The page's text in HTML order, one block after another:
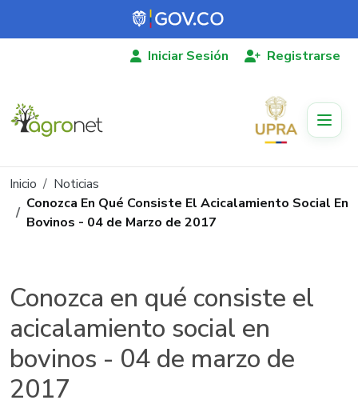
Pasar al contenido principal
Iniciar Sesión Registrarse
Ruta de navegación
Inicio
Noticias
Conozca En Qué Consiste El Acicalamiento Social En
Bovinos - 04 de Marzo de 2017
Conozca en qué consiste el
acicalamiento social en
bovinos - 04 de marzo de
2017